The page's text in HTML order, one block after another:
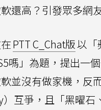
還高？引發眾多網
PTT C_Chat版以「
嗎」為題，提出一
並沒有做家機，反
互爭，且「黑曜石